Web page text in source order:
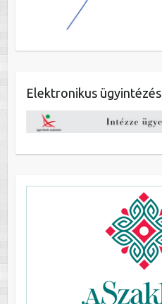
Elektronikus ügyintézés